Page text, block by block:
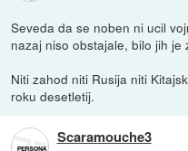
Seveda da se noben ni ucil
nazaj niso obstajale, bilo jih
Niti zahod niti Rusija niti
roku desetletij.
Scaramouche3